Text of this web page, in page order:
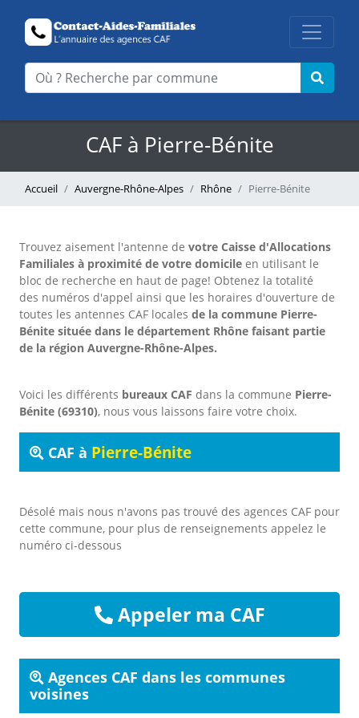
CAF à Pierre-Bénite
Accueil Auvergne-Rhône-Alpes Rhône Pierre-Bénite
Trouvez aisement l'antenne de votre Caisse d'Allocations
Familiales à proximité de votre domicile en utilisant le
bloc de recherche en haut de page! Obtenez la totalité
des numéros d'appel ainsi que les horaires d'ouverture de
toutes les antennes CAF locales de la commune Pierre-
Bénite située dans le département Rhône faisant partie
de la région Auvergne-Rhône-Alpes.
Voici les différents bureaux CAF dans la commune Pierre-
Bénite (69310), nous vous laissons faire votre choix.
CAF à Pierre-Bénite
Désolé mais nous n'avons pas trouvé des agences CAF pour
cette commune, pour plus de renseignements appelez le
numéro ci-dessous
Appeler ma CAF
Agences CAF dans les communes
voisines